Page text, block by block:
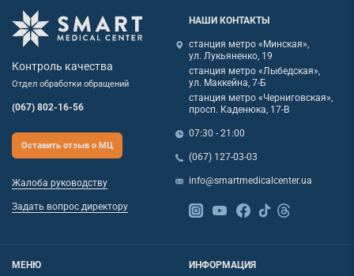
Контроль качества
Отдел обработки обращений
(067) 802-16-56
Оставить отзыв о МЦ
Жалоба руководству
Задать вопрос директору
НАШИ КОНТАКТЫ
станция метро «Минская»,
ул. Лукьяненко, 19
станция метро «Лыбедская»,
ул. Маккейна, 7-Б
станция метро «Черниговская»,
просп. Каденюка, 17-В
07:30 - 21:00
(067) 127-03-03
info@smartmedicalcenter.ua
МЕНЮ ИНФОРМАЦИЯ